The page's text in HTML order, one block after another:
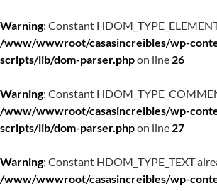
Warning: Constant
/www/wwwroot/casasincreibles/wp-
scripts/lib/dom-parser.phpon line 26
Warning: Constant
/www/wwwroot/casasincreibles/wp-
scripts/lib/dom-parser.phpon line 27
Warning: Constant HDOM_TYPE_TEXT
/www/wwwroot/casasincreibles/wp-